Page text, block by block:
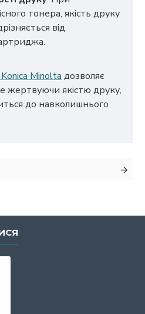
тонера, якість друку
від
Minolta дозволяє
жертвуючи якістю друку,
до навколишнього